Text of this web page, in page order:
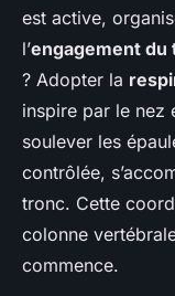
est active,
l’engagement du
? Adopter la
inspire par le nez
soulever les
contrôlée,
tronc. Cette
colonne
commence.